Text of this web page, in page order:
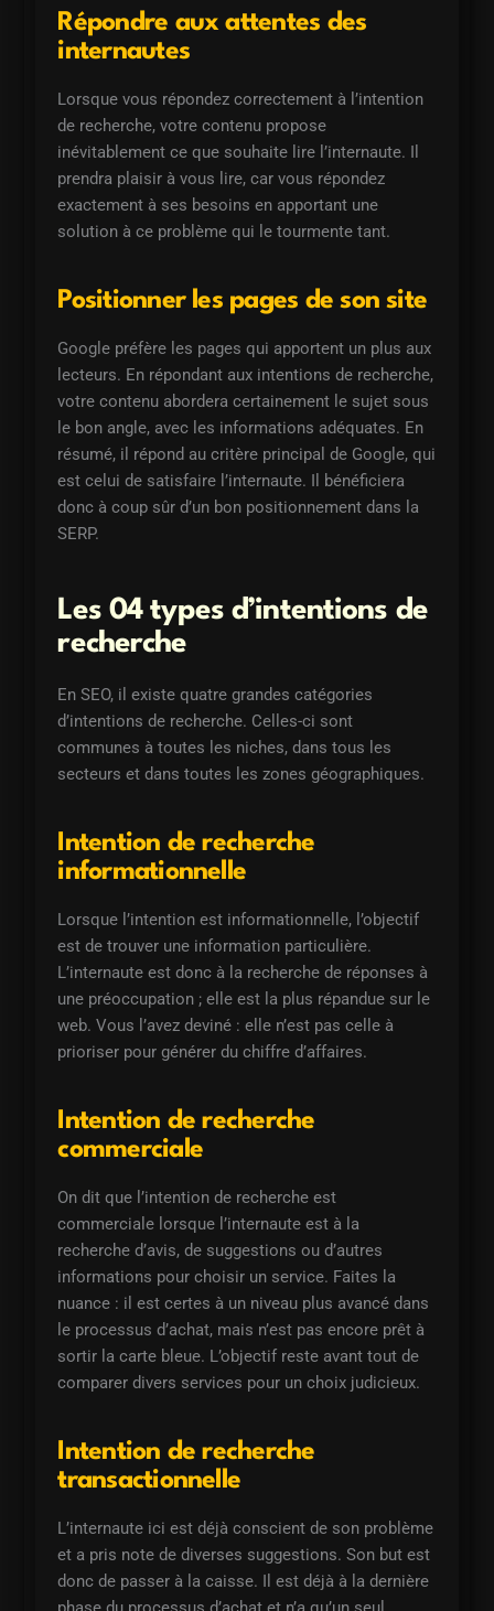
Répondre aux attentes des
internautes
Lorsque vous répondez correctement à l’intention
de recherche, votre contenu propose
inévitablement ce que souhaite lire l’internaute. Il
prendra plaisir à vous lire, car vous répondez
exactement à ses besoins en apportant une
solution à ce problème qui le tourmente tant.
Positionner les pages de son site
Google préfère les pages qui apportent un plus aux
lecteurs. En répondant aux intentions de recherche,
votre contenu abordera certainement le sujet sous
le bon angle, avec les informations adéquates. En
résumé, il répond au critère principal de Google, qui
est celui de satisfaire l’internaute. Il bénéficiera
donc à coup sûr d’un bon positionnement dans la
SERP.
Les 04 types d’intentions de
recherche
En SEO, il existe quatre grandes catégories
d’intentions de recherche. Celles-ci sont
communes à toutes les niches, dans tous les
secteurs et dans toutes les zones géographiques.
Intention de recherche
informationnelle
Lorsque l’intention est informationnelle, l’objectif
est de trouver une information particulière.
L’internaute est donc à la recherche de réponses à
une préoccupation ; elle est la plus répandue sur le
web. Vous l’avez deviné : elle n’est pas celle à
prioriser pour générer du chiffre d’affaires.
Intention de recherche
commerciale
On dit que l’intention de recherche est
commerciale lorsque l’internaute est à la
recherche d’avis, de suggestions ou d’autres
informations pour choisir un service. Faites la
nuance : il est certes à un niveau plus avancé dans
le processus d’achat, mais n’est pas encore prêt à
sortir la carte bleue. L’objectif reste avant tout de
comparer divers services pour un choix judicieux.
Intention de recherche
transactionnelle
L’internaute ici est déjà conscient de son problème
et a pris note de diverses suggestions. Son but est
donc de passer à la caisse. Il est déjà à la dernière